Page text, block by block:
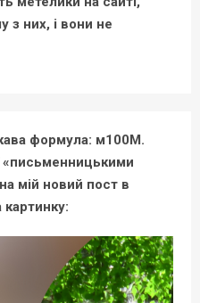
з них, і вони не
формула: м100М.
«письменницькими
мій новий пост в
картинку: